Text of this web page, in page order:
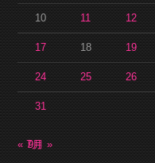
10 11 12
17 18 19
24 25 26
31
« 7月9月 »